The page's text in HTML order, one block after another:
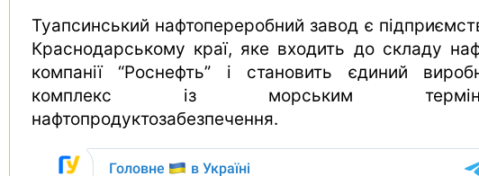
Туапсинський нафтопереробний завод є
Краснодарському краї, яке входить до складу
компанії “Роснефть” і становить єдиний
комплекс із морським
нафтопродуктозабезпечення.